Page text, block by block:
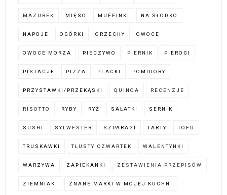
MAZUREK MIĘSO MUFFINKI NA SŁODKO
NAPOJE OGÓRKI ORZECHY OWOCE
OWOCE MORZA PIECZYWO PIERNIK PIEROGI
PISTACJE PIZZA PLACKI POMIDORY
PRZYSTAWKI/PRZEKĄSKI QUINOA RECENZJE
RISOTTO RYBY RYŻ SAŁATKI SERNIK
SUSHI SYLWESTER SZPARAGI TARTY TOFU
TRUSKAWKI TŁUSTY CZWARTEK WALENTYNKI
WARZYWA ZAPIEKANKI ZESTAWIENIA PRZEPISÓW
ZIEMNIAKI ZNANE MARKI W MOJEJ KUCHNI